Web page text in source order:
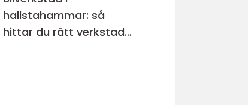
hallstahammar: så
hittar du rätt verkstad